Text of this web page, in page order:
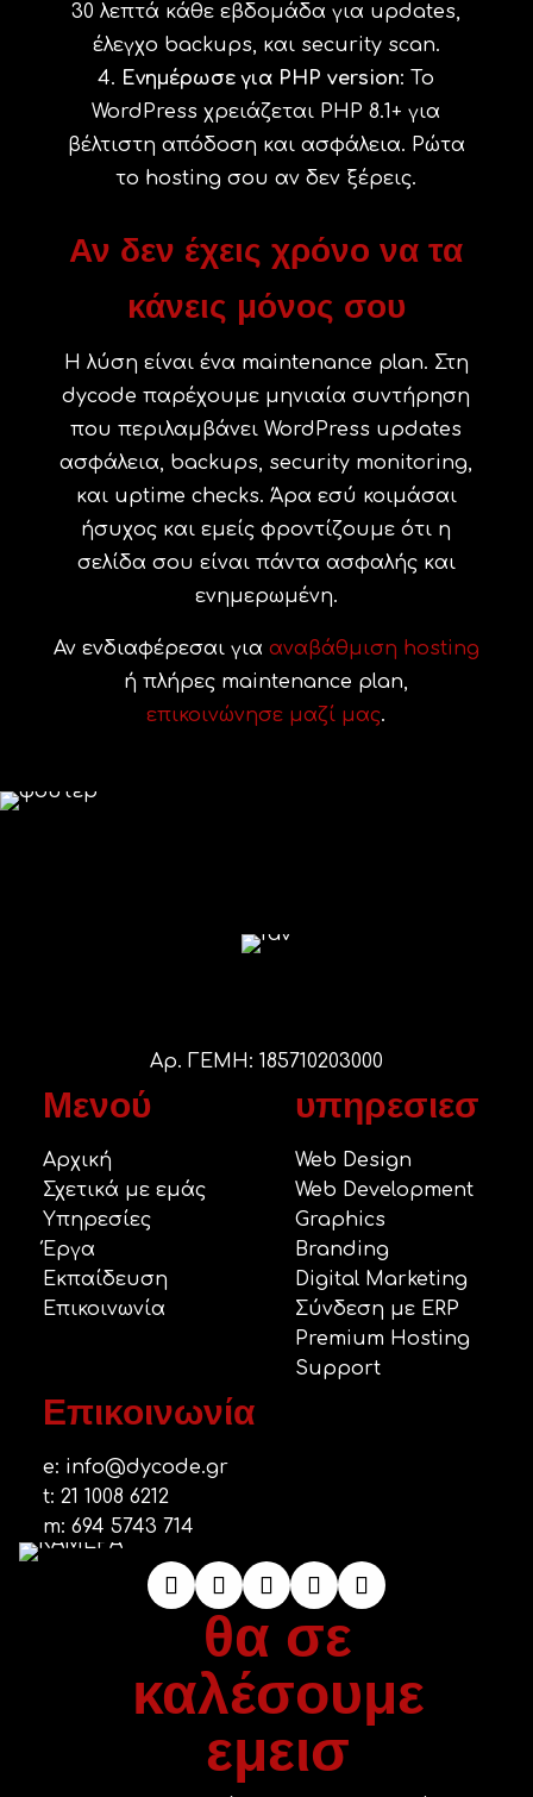
30 λεπτά κάθε εβδομάδα για updates,
έλεγχο backups, και security scan.
Ενημέρωσε για PHP version: Το
WordPress χρειάζεται PHP 8.1+ για
βέλτιστη απόδοση και ασφάλεια. Ρώτα
το hosting σου αν δεν ξέρεις.
Αν δεν έχεις χρόνο να τα
κάνεις μόνος σου
Η λύση είναι ένα maintenance plan. Στη
dycode παρέχουμε μηνιαία συντήρηση
που περιλαμβάνει WordPress updates
ασφάλεια, backups, security monitoring,
και uptime checks. Άρα εσύ κοιμάσαι
ήσυχος και εμείς φροντίζουμε ότι η
σελίδα σου είναι πάντα ασφαλής και
ενημερωμένη.
Αν ενδιαφέρεσαι για αναβάθμιση hosting
ή πλήρες maintenance plan,
επικοινώνησε μαζί μας.
Αρ. ΓΕΜΗ: 185710203000
Μενού
Αρχική
Σχετικά με εμάς
Υπηρεσίες
Έργα
Εκπαίδευση
Επικοινωνία
υπηρεσιεσ
Web Design
Web Development
Graphics
Branding
Digital Marketing
Σύνδεση με ERP
Premium Hosting
Support
Επικοινωνία
e: info@dycode.gr
t: 21 1008 6212
m: 694 5743 714
θα σε
καλέσουμε
εμεισ